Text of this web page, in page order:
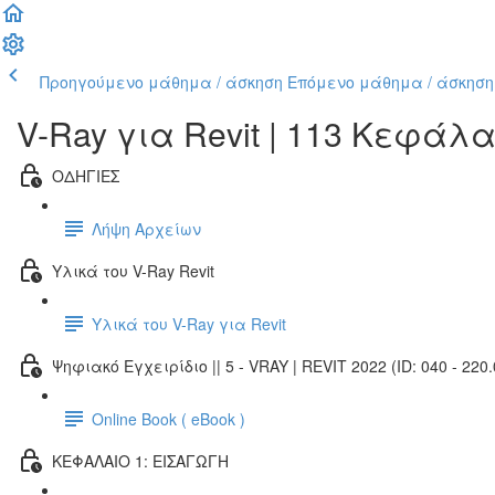
Προηγούμενο μάθημα / άσκηση Επόμενο μάθημα / άσκηση
V-Ray για Revit | 113
ΟΔΗΓΙΕΣ
Λήψη Αρχείων
Υλικά του V-Ray Revit
Υλικά του V-Ray για Revit
Ψηφιακό Εγχειρίδιο || 5 - VRAY | REVIT 2022 (ID: 040 -
Online Book ( eBook )
ΚΕΦΑΛΑΙΟ 1: ΕΙΣΑΓΩΓΗ